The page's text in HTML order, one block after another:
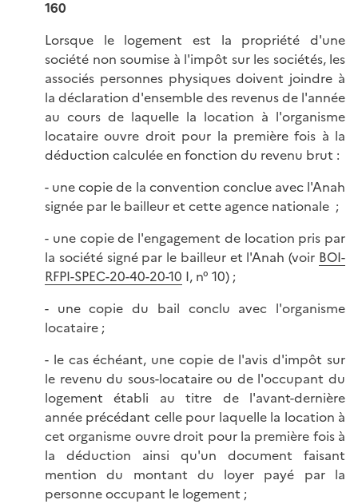
160
Lorsque le logement est la propriété d'une
société non soumise à l'impôt sur les sociétés, les
associés personnes physiques doivent joindre à
la déclaration d'ensemble des revenus de l'année
au cours de laquelle la location à l'organisme
locataire ouvre droit pour la première fois à la
déduction calculée en fonction du revenu brut :
- une copie de la convention conclue avec l'Anah
signée par le bailleur et cette agence nationale ;
- une copie de l'engagement de location pris par
la société signé par le bailleur et l'Anah (voir BOI-
RFPI-SPEC-20-40-20-10 I, n° 10) ;
- une copie du bail conclu avec l'organisme
locataire ;
- le cas échéant, une copie de l'avis d'impôt sur
le revenu du sous-locataire ou de l'occupant du
logement établi au titre de l'avant-dernière
année précédant celle pour laquelle la location à
cet organisme ouvre droit pour la première fois à
la déduction ainsi qu'un document faisant
mention du montant du loyer payé par la
personne occupant le logement ;